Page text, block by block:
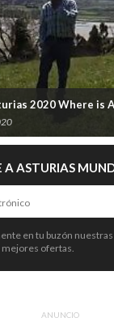
visual está
diapositivas
equipos
2020 Where is
A ASTURIAS
en tu buzón
mejores ofertas.
ANUNCIO